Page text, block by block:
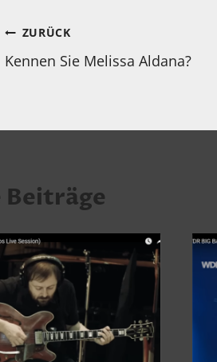
Beitragsnavigation
ZURÜCK
Kennen Sie Melissa Aldana?
Beiträge